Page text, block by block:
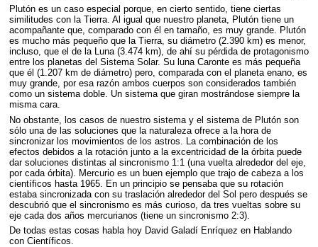
Plutón es un caso especial porque, en cierto sentido, tiene ciertas
similitudes con la Tierra. Al igual que nuestro planeta, Plutón tiene un
acompañante que, comparado con él en tamaño, es muy grande. Plutón
es mucho más pequeño que la Tierra, su diámetro (2.390 km) es menor,
incluso, que el de la Luna (3.474 km), de ahí su pérdida de protagonismo
entre los planetas del Sistema Solar. Su luna Caronte es más pequeña
que él (1.207 km de diámetro) pero, comparada con el planeta enano, es
muy grande, por esa razón ambos cuerpos son considerados también
como un sistema doble. Un sistema que giran mostrándose siempre la
misma cara.
No obstante, los casos de nuestro sistema y el sistema de Plutón son
sólo una de las soluciones que la naturaleza ofrece a la hora de
sincronizar los movimientos de los astros. La combinación de los
efectos debidos a la rotación junto a la excentricidad de la órbita puede
dar soluciones distintas al sincronismo 1:1 (una vuelta alrededor del eje,
por cada órbita). Mercurio es un buen ejemplo que trajo de cabeza a los
científicos hasta 1965. En un principio se pensaba que su rotación
estaba sincronizada con su traslación alrededor del Sol pero después se
descubrió que el sincronismo es más curioso, da tres vueltas sobre su
eje cada dos años mercurianos (tiene un sincronismo 2:3).
De todas estas cosas habla hoy David Galadí Enríquez en Hablando
con Científicos.